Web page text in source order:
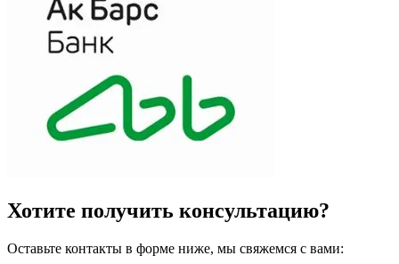
Хотите получить консультацию?
Оставьте контакты в форме ниже, мы свяжемся с вами: